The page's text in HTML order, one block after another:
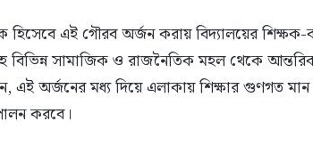
হিসেবে এই গৌরব অর্জন করায় বিদ্যালয়ের শিক্ষক-
সামাজিক ও রাজনৈতিক মহল থেকে
এই অর্জনের মধ্য দিয়ে এলাকায় শিক্ষার গুণগত
করবে।